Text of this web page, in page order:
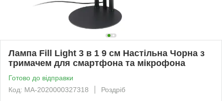
Лампа Fill Light 3 в 1 9 см Настільна Чорна з
тримачем для смартфона та мікрофона
Готово до відправки
Код: MA-2020000327318
Роздріб